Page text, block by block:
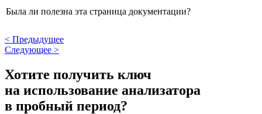
Была ли полезна эта страница документации?
< Предыдущее
Следующее >
Хотите получить ключ
на использование анализатора
в пробный период?